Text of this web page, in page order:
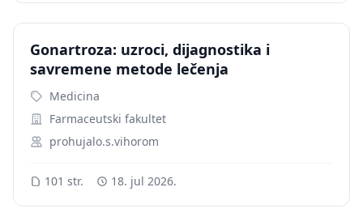
Gonartroza: uzroci, dijagnostika i
savremene metode lečenja
Medicina
Farmaceutski fakultet
prohujalo.s.vihorom
101 str. 18. jul 2026.